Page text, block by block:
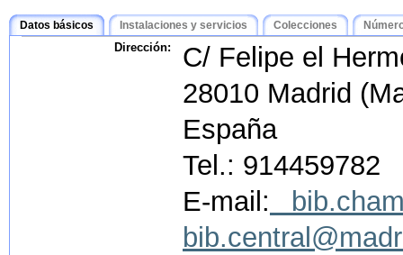
Datos básicos Instalaciones y servicios Colecciones
Dirección:
C/ Felipe el
28010 Madrid
España
Tel.: 914459782
E-mail: